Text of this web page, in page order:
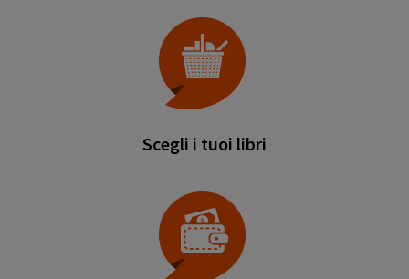
Scegli i tuoi libri